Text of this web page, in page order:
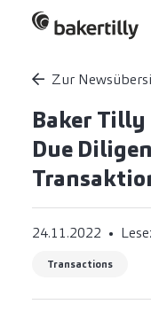
Zur
Baker Tilly
Due
24.11.2022
Transactions